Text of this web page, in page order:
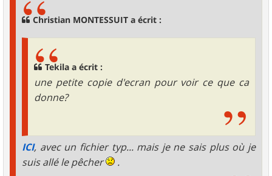
Christian MONTESSUIT a écrit :
Tekila a écrit :
une petite copie d'ecran pour voir ce que ca
donne?
ICI, avec un fichier typ... mais je ne sais plus où je
suis allé le pêcher
.